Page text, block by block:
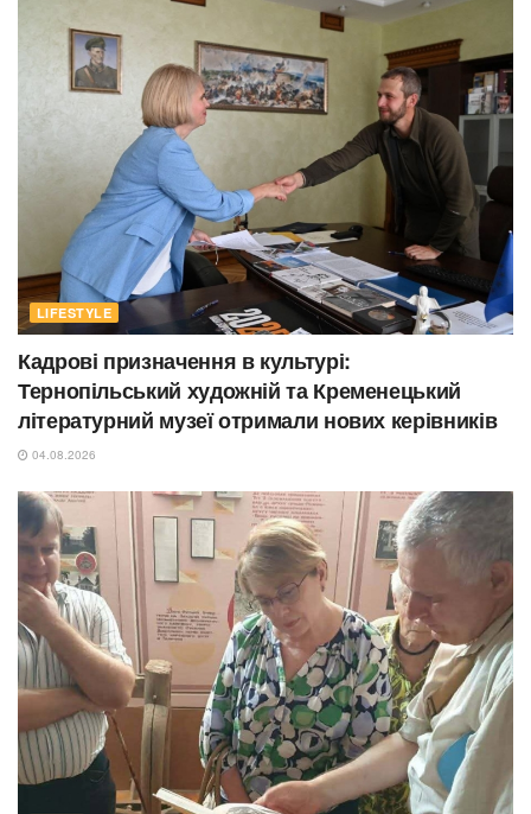
LIFESTYLE
Кадрові призначення в культурі:
Тернопільський художній та Кременецький
літературний музеї отримали нових керівників
04.08.2026